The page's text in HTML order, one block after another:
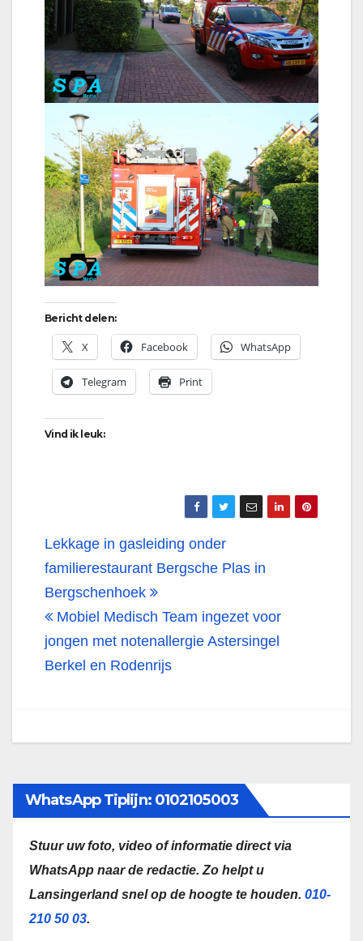
Bericht delen:
X Facebook WhatsApp
Telegram Print
Vind ik leuk:
Bericht
navigatie
Lekkage in gasleiding onder
familierestaurant Bergsche Plas in
Bergschenhoek
Mobiel Medisch Team ingezet voor
jongen met notenallergie Astersingel
Berkel en Rodenrijs
WhatsApp Tiplijn: 0102105003
Stuur uw foto, video of informatie direct via
WhatsApp naar de redactie. Zo helpt u
Lansingerland snel op de hoogte te houden. 010-
210 50 03.